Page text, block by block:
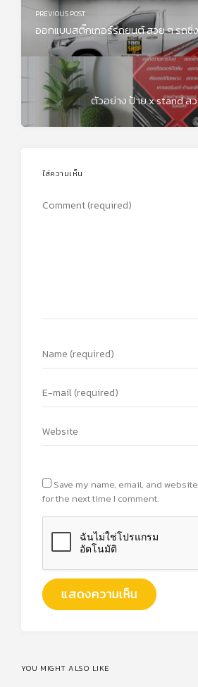
PREVIOUS POST
ออกแบบสติ๊กเกอร์รถยนต์ สวย ๆ รถซิ่
ตัวอย่าง ป้าย x stand
ใส่ความเห็น
Save my name, email, and
for the next time I comment.
YOU MIGHT ALSO LIKE